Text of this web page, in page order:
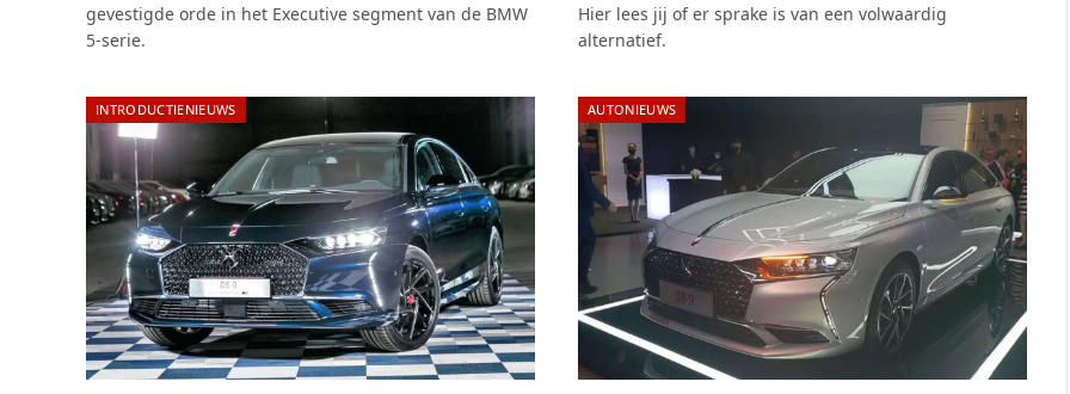
gevestigde orde in het Executive segment van de BMW
5-serie.
Hier lees jij of er sprake is van een volwaardig
alternatief.
INTRODUCTIENIEUWS AUTONIEUWS